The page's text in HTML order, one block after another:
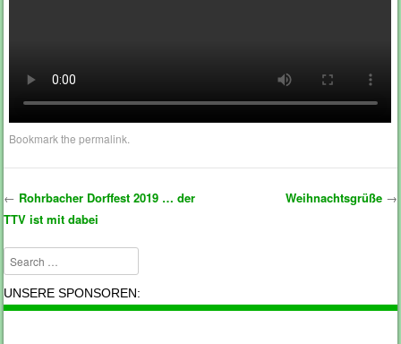
Bookmark thepermalink
Post navigation
← Rohrbacher Dorffest 2019 … der
TTV ist mit dabei
Weihnachtsgrüße →
Search
UNSERE SPONSOREN: